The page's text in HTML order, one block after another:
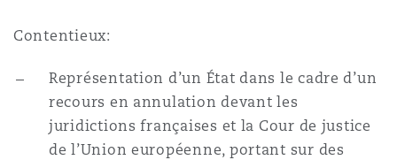
Contentieux:
Représentation d’un État dans le cadre d’un
recours en annulation devant les
juridictions françaises et la Cour de justice
de l’Union européenne, portant sur des